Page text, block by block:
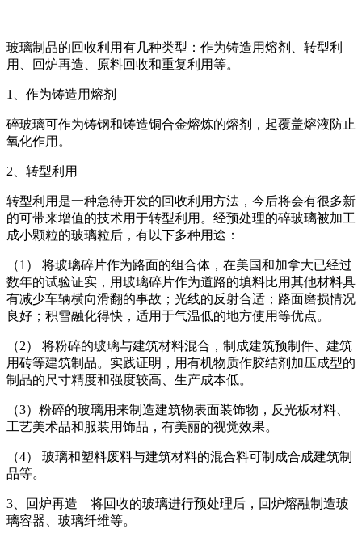
玻璃制品的回收利用有几种类型：作为铸造用熔剂、转型利
用、回炉再造、原料回收和重复利用等。
1、作为铸造用熔剂
碎玻璃可作为铸钢和铸造铜合金熔炼的熔剂，起覆盖熔液防止
氧化作用。
2、转型利用
转型利用是一种急待开发的回收利用方法，今后将会有很多新
的可带来增值的技术用于转型利用。经预处理的碎玻璃被加工
成小颗粒的玻璃粒后，有以下多种用途：
（1） 将玻璃碎片作为路面的组合体，在美国和加拿大已经过
数年的试验证实，用玻璃碎片作为道路的填料比用其他材料具
有减少车辆横向滑翻的事故；光线的反射合适；路面磨损情况
良好；积雪融化得快，适用于气温低的地方使用等优点。
（2） 将粉碎的玻璃与建筑材料混合，制成建筑预制件、建筑
用砖等建筑制品。实践证明，用有机物质作胶结剂加压成型的
制品的尺寸精度和强度较高、生产成本低。
（3）粉碎的玻璃用来制造建筑物表面装饰物，反光板材料、
工艺美术品和服装用饰品，有美丽的视觉效果。
（4） 玻璃和塑料废料与建筑材料的混合料可制成合成建筑制
品等。
3、回炉再造 将回收的玻璃进行预处理后，回炉熔融制造玻
璃容器、玻璃纤维等。